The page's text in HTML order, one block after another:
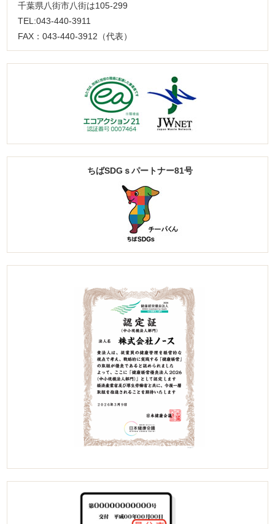
千葉県八街市八街は105-299
TEL:043-440-3911
FAX：043-440-3912（代表）
ちばSDGｓパートナー81号